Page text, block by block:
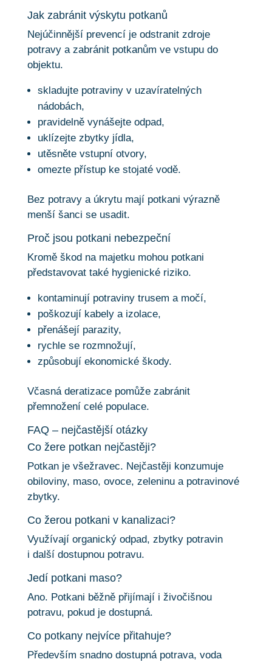
Jak zabránit výskytu potkanů
Nejúčinnější prevencí je odstranit zdroje
potravy a zabránit potkanům ve vstupu do
objektu.
skladujte potraviny v uzavíratelných
nádobách,
pravidelně vynášejte odpad,
uklízejte zbytky jídla,
utěsněte vstupní otvory,
omezte přístup ke stojaté vodě.
Bez potravy a úkrytu mají potkani výrazně
menší šanci se usadit.
Proč jsou potkani nebezpeční
Kromě škod na majetku mohou potkani
představovat také hygienické riziko.
kontaminují potraviny trusem a močí,
poškozují kabely a izolace,
přenášejí parazity,
rychle se rozmnožují,
způsobují ekonomické škody.
Včasná deratizace pomůže zabránit
přemnožení celé populace.
FAQ – nejčastější otázky
Co žere potkan nejčastěji?
Potkan je všežravec. Nejčastěji konzumuje
obiloviny, maso, ovoce, zeleninu a potravinové
zbytky.
Co žerou potkani v kanalizaci?
Využívají organický odpad, zbytky potravin
i další dostupnou potravu.
Jedí potkani maso?
Ano. Potkani běžně přijímají i živočišnou
potravu, pokud je dostupná.
Co potkany nejvíce přitahuje?
Především snadno dostupná potrava, voda